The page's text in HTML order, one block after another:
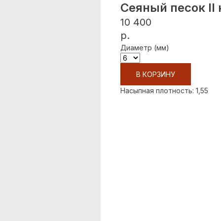
Сеяный песок II
10 400
р.
Диаметр (мм)
В КОРЗИНУ
Насыпная плотность: 1,55